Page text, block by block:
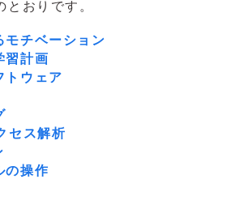
とおりです。
モチベーション
習計画
トウェア
セス解析
の操作